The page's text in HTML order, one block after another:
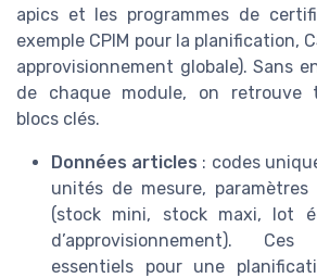
apics et les programmes de
exemple CPIM pour la planification,
approvisionnement globale). Sans
de chaque module, on retrouve
blocs clés.
Données articles : codes
unités de mesure,
(stock mini, stock maxi, lot
d’approvisionnement).
essentiels pour une